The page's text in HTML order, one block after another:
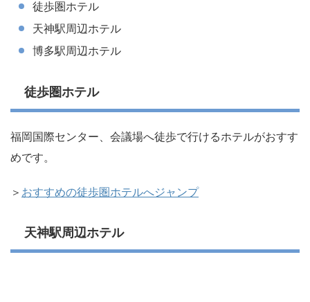
徒歩圏ホテル
天神駅周辺ホテル
博多駅周辺ホテル
徒歩圏ホテル
福岡国際センター、会議場へ徒歩で行けるホテルがおすす
めです。
＞ おすすめの徒歩圏ホテルへジャンプ
天神駅周辺ホテル